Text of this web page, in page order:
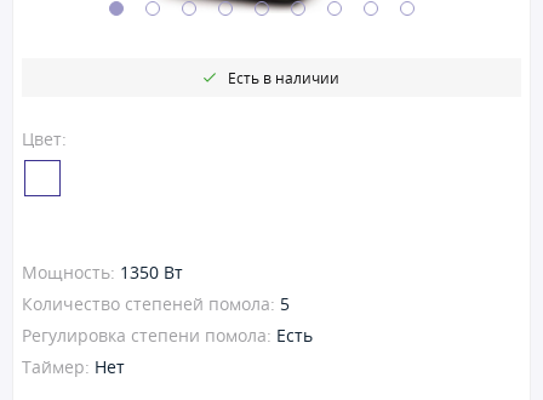
Цвет:
Есть в наличии
Мощность: 1350 Вт
Количество степеней помола: 5
Регулировка степени помола: Есть
Таймер: Нет